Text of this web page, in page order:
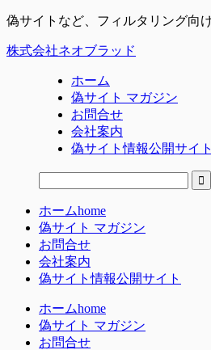
偽サイトなど、フィルタリング向
株式会社ネオブラッド
ホーム
偽サイト マガジン
お問合せ
会社案内
偽サイト情報公開サイト
ホームhome
偽サイト マガジン
お問合せ
会社案内
偽サイト情報公開サイト
ホームhome
偽サイト マガジン
お問合せ